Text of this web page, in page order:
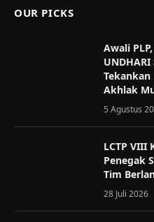
OUR PICKS
Awali
Akhlak
5 Agustus
LCTP VIII
Penegak
Tim
28 Juli 2026